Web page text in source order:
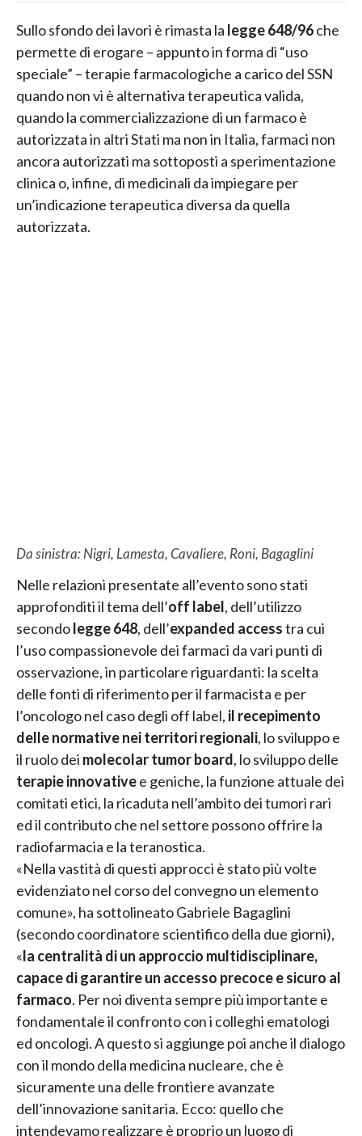
Sullo sfondo dei lavori è rimasta la legge 648/96che
permette di erogare – appunto in forma di “uso
speciale” – terapie farmacologiche a carico del SSN
quando non vi è alternativa terapeutica valida,
quando la commercializzazione di un farmaco è
autorizzata in altri Stati ma non in Italia, farmaci non
ancora autorizzati ma sottoposti a sperimentazione
clinica o, infine, di medicinali da impiegare per
un’indicazione terapeutica diversa da quella
autorizzata.
Da sinistra:Nigri, Lamesta, Cavaliere, Roni, Bagaglini
Nelle relazioni presentate all’evento sono stati
approfonditi il tema dell’off label, dell’utilizzo
secondolegge 648, dell’expanded accesstra cui
l’uso compassionevole dei farmaci da vari punti di
osservazione, in particolare riguardanti: la scelta
delle fonti di riferimento per il farmacista e per
l’oncologo nel caso degli off label, il recepimento
delle normative nei territori regionali, lo sviluppo e
il ruolo dei molecolar tumor board, lo sviluppo delle
terapie innovativee geniche, la funzione attuale dei
comitati etici, la ricaduta nell’ambito dei tumori rari
ed il contributo che nel settore possono offrire la
radiofarmacia e la teranostica.
«Nella vastità di questi approcci è stato più volte
evidenziato nel corso del convegno un elemento
comune», ha sottolineato Gabriele Bagaglini
(secondo coordinatore scientifico della due giorni),
«la centralità di un approccio multidisciplinare,
capace di garantire un accesso precoce e sicuro al
farmaco. Per noi diventa sempre più importante e
fondamentale il confronto con i colleghi ematologi
ed oncologi. A questo si aggiunge poi anche il dialogo
con il mondo della medicina nucleare, che è
sicuramente una delle frontiere avanzate
dell’innovazione sanitaria. Ecco: quello che
intendevamo realizzare è proprio un luogo di